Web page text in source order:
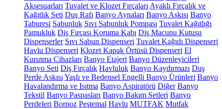
Aksesuarları Tuvalet ve Klozet Fırçaları Ayaklı Fırçalık ve
Kağıtlık Seti Duş Rafı Banyo Aynaları Banyo Askısı Banyo
Taburesi Sabunluk Sıvı Sabunluk Pompası Tuvalet Kağıtlığı
Pamukluk Diş Fırçası Koruma Kabı Diş Macunu Kutusu
Dispenserler Sıvı Sabun Dispenseri Tuvalet Kağıdı Dispenseri
Havlu Dispenseri Klozet Kapak Örtüsü Dispenseri El
Kurutma Cihazları Banyo Etajeri Banyo Düzenleyicileri
Banyo Seti Diş Fırçalık Havluluk Banyo Kaydırmazı Duş
Perde Askısı Yaşlı ve Bedensel Engelli Banyo Ürünleri Banyo
Havalandırma ve Isıtma Banyo Aspiratörü Diğer Banyo
Tekstil Banyo Paspasları Banyo Bakım Setleri Banyo
Perdeleri Bornoz Peştemal Havlu MUTFAK Mutfak